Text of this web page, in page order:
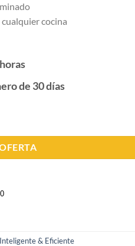
cocina
de 30 días
& Eficiente